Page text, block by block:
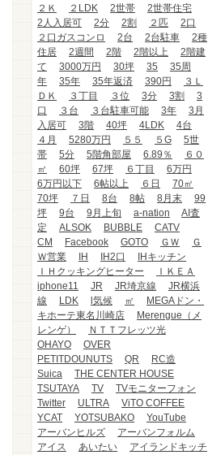
２Ｋ
２LDK 2世帯
2世帯住宅
2人入居可
2分 2割 ２匹
2口
２口ガスコンロ
2台 2台駐車
2種
住居
2週間 2階 2階以上
2階建
て
3000万円 30坪 35
35周
年
35年 35年返済 390円
３Ｌ
ＤＫ
３丁目 ３位 3分 3割
3
口
３台 ３台駐車可能 3年
3月
入居可
3階 40坪 4LDK
4台
４月
5280万円 ５５ ５G
5世
帯
5分 5階角部屋 6.89％
６０
㎡
60坪 67坪 ６丁目
6万円
6万円以下
6帖以上 ６日
70㎡
70坪
７日 8台 8帖 8月末
99
坪
9台 9月上旬 a-nation
AI査
定
ALSOK BUBBLE
CATV
CM
Facebook GOTO ＧＷ
Ｇ
Ｗ営業
IH IH2口
IHキッチン
ＩＨクッキングヒーター
ＩＫＥＡ
iphone11
JR JR埼京線
JR横浜
線
LDK l気候 ㎡
MEGAドン・
キホーテ東名川崎店
Merengue（メ
レンゲ）
ＮＴＴフレッツ光
OHAYO
OVER
PETITDOUNUTS
QR
RC造
Suica
THE CENTER HOUSE
TSUTAYA
TV
TVモニターフォン
Twitter
ULTRA
ViTO COFFEE
YCAT
YOTSUBAKO
YouTube
アーバンヒルズ
アーバンフォルム
アイス
あいたい
アイランドキッチ